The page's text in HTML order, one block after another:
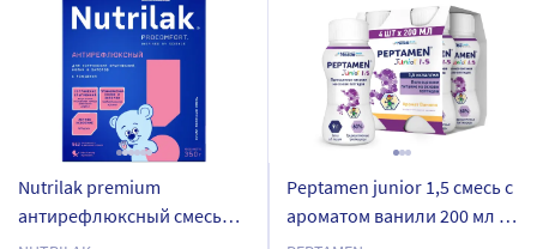
Nutrilak premium
антирефлюксный смесь
детская молочная сухая
Peptamen junior 1,5 смесь с
ароматом ванили 200 мл 4
шт.